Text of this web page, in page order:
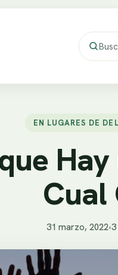
EN LUGARES DE
Cual
31 marzo, 2022•